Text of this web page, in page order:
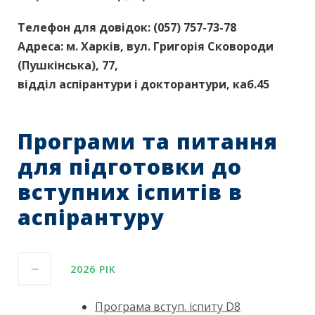
Телефон для довідок: (057) 757-73-78
Адреса: м. Харків, вул. Григорія Сковороди
(Пушкінська), 77,
відділ аспірантури і докторантури, каб.45
Програми та питання
для підготовки до
вступних іспитів в
аспірантуру
2026 РІК
Програма вступ. іспиту D8